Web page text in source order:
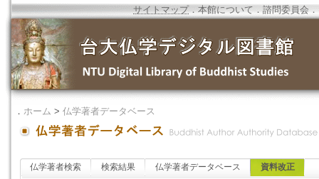
サイトマップ．本館について ．諮問委員会 ．
． ホーム > 仏学著者データベース
仏学著者検索 検索結果 仏学著者データベース 資料改正